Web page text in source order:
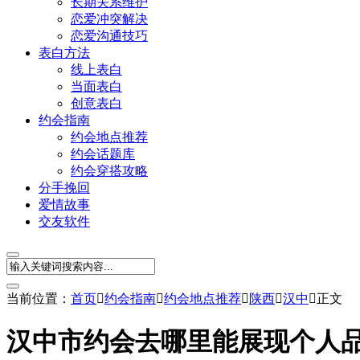
恋爱冲突解决
恋爱沟通技巧
表白方法
线上表白
当面表白
创意表白
约会指南
约会地点推荐
约会话题库
约会穿搭攻略
分手挽回
爱情故事
交友软件
当前位置： 首页约会指南约会地点推荐 陕西汉中 正文
汉中市约会去哪里能展现个人